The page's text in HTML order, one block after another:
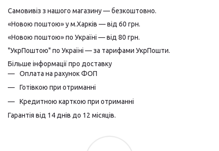
Самовивіз з нашого магазину — безкоштовно.
«Новою поштою» у м.Харків — від 60 грн.
«Новою поштою» по Україні — від 80 грн.
"УкрПоштою" по Україні — за тарифами УкрПошти.
Більше інформації про доставку
Оплата на рахунок ФОП
Готівкою при отриманні
Кредитною карткою при отриманні
Гарантія від 14 днів до 12 місяців.